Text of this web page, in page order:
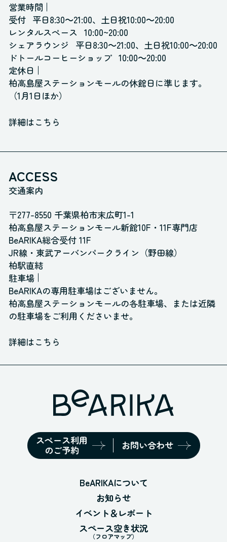
ACCESS
交通案内
〒277-8550 千葉県柏市末広町1-1
柏高島屋ステーションモール新館10F・11F専門店
BeARIKA総合受付 11F
JR線・東武アーバンパークライン（野田線）
柏駅直結
駐車場
BeARIKAの専用駐車場はございません。
柏高島屋ステーションモールの各駐車場、
または近隣
の駐車場をご利用くださいませ。
詳細はこちら
営業時間
受付 平日8:30～21:00、土日祝10:00～20:00
レンタルスペース
10:00~20:00
シェアラウンジ
平日8:30～21:00、土日祝10:00～20:00
ドトールコーヒーショップ 10:00～20:00
定休日
柏高島屋ステーションモールの休館日に準じます。
（1月1日ほか）
詳細はこちら
BeARIKAについて
お知らせ
イベント＆レポート
スペース空き状況
（フロアマップ）
スペース利用
のご予約
お問い合わせ